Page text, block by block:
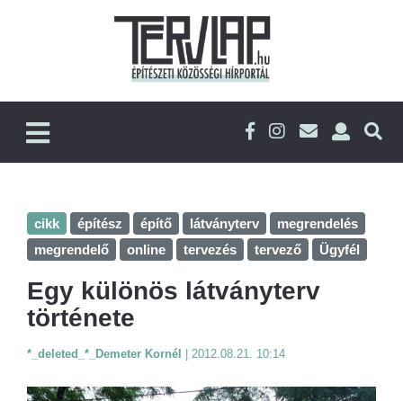
cikk építész építő látványterv
megrendelés
megrendelő
online tervezés tervező Ügyfél
Egy különös látványterv
története
*_deleted_*_Demeter Kornél 2012.08.21. 10:14